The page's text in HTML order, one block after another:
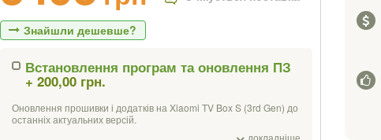
Знайшли дешевше?
Якщо Ви знайдете товар дешевше - ми
Встановлення програм та оновлення ПЗ
+ 200,00 грн.
Оновлення прошивки і додатків на Xiaomi TV Box S (3rd Gen) до
останніх актуальних версій.
докладніше